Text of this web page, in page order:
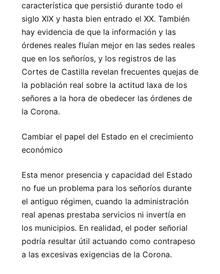
característica que persistió durante todo el
siglo XIX y hasta bien entrado el XX. También
hay evidencia de que la información y las
órdenes reales fluían mejor en las sedes reales
que en los señoríos, y los registros de las
Cortes de Castilla revelan frecuentes quejas de
la población real sobre la actitud laxa de los
señores a la hora de obedecer las órdenes de
la Corona.
Cambiar el papel del Estado en el crecimiento
económico
Esta menor presencia y capacidad del Estado
no fue un problema para los señoríos durante
el antiguo régimen, cuando la administración
real apenas prestaba servicios ni invertía en
los municipios. En realidad, el poder señorial
podría resultar útil actuando como contrapeso
a las excesivas exigencias de la Corona.